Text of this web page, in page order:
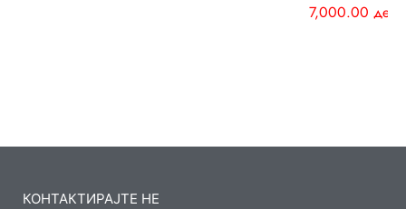
7,000.00 ден
КОНТАКТИРАЈТЕ НЕ